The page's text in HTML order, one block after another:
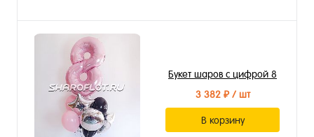
Букет шаров с цифрой 8
3 382 ₽/ шт
В корзину